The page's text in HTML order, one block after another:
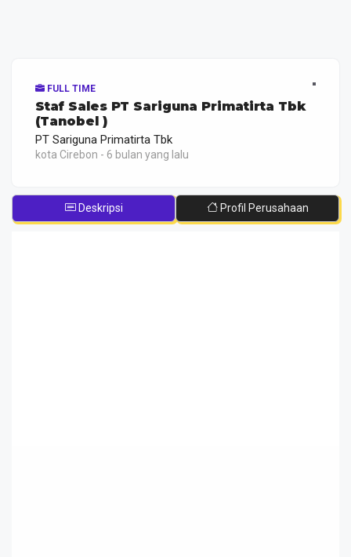
FULL TIME
Staf Sales PT Sariguna Primatirta Tbk
(Tanobel )
PT Sariguna Primatirta Tbk
kota Cirebon - 6 bulan yang lalu
Deskripsi Profil Perusahaan